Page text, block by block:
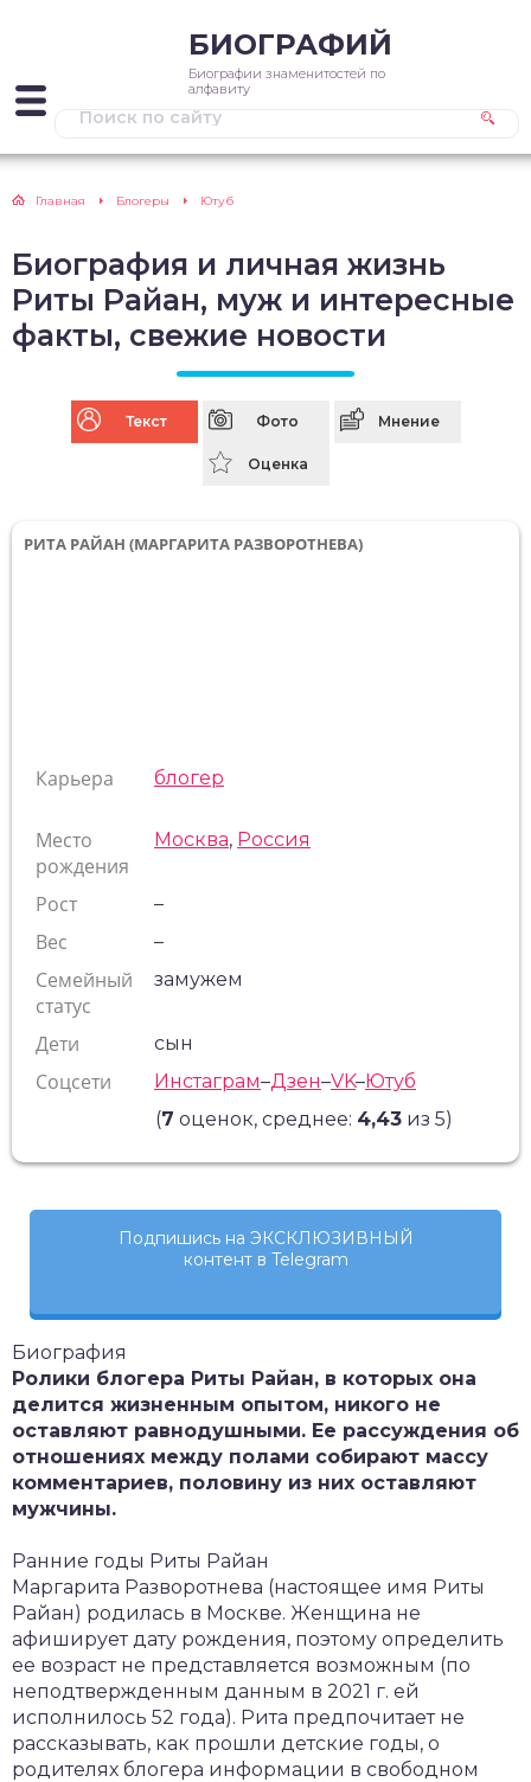
БИОГРАФИЙ
Биографии знаменитостей по
алфавиту
Главная Блогеры Ютуб
Биография и личная жизнь
Риты Райан, муж и интересные
факты, свежие новости
Текст Фото Мнение
Оценка
РИТА РАЙАН (МАРГАРИТА РАЗВОРОТНЕВА)
Карьера блогер
Место
рождения
Москва, Россия
Рост –
Вес –
Семейный
статус
замужем
Дети сын
Соцсети Инстаграм–Дзен–VK–Ютуб
(7 оценок, среднее: 4,43из 5)
Подпишись на ЭКСКЛЮЗИВНЫЙ
контент в Telegram
Биография
Ролики блогера Риты Райан, в которых она
делится жизненным опытом, никого не
оставляют равнодушными. Ее рассуждения об
отношениях между полами собирают массу
комментариев, половину из них оставляют
мужчины.
Ранние годы Риты Райан
Маргарита Разворотнева (настоящее имя Риты
Райан) родилась в Москве. Женщина не
афиширует дату рождения, поэтому определить
ее возраст не представляется возможным (по
неподтвержденным данным в 2021 г. ей
исполнилось 52 года). Рита предпочитает не
рассказывать, как прошли детские годы, о
родителях блогера информации в свободном